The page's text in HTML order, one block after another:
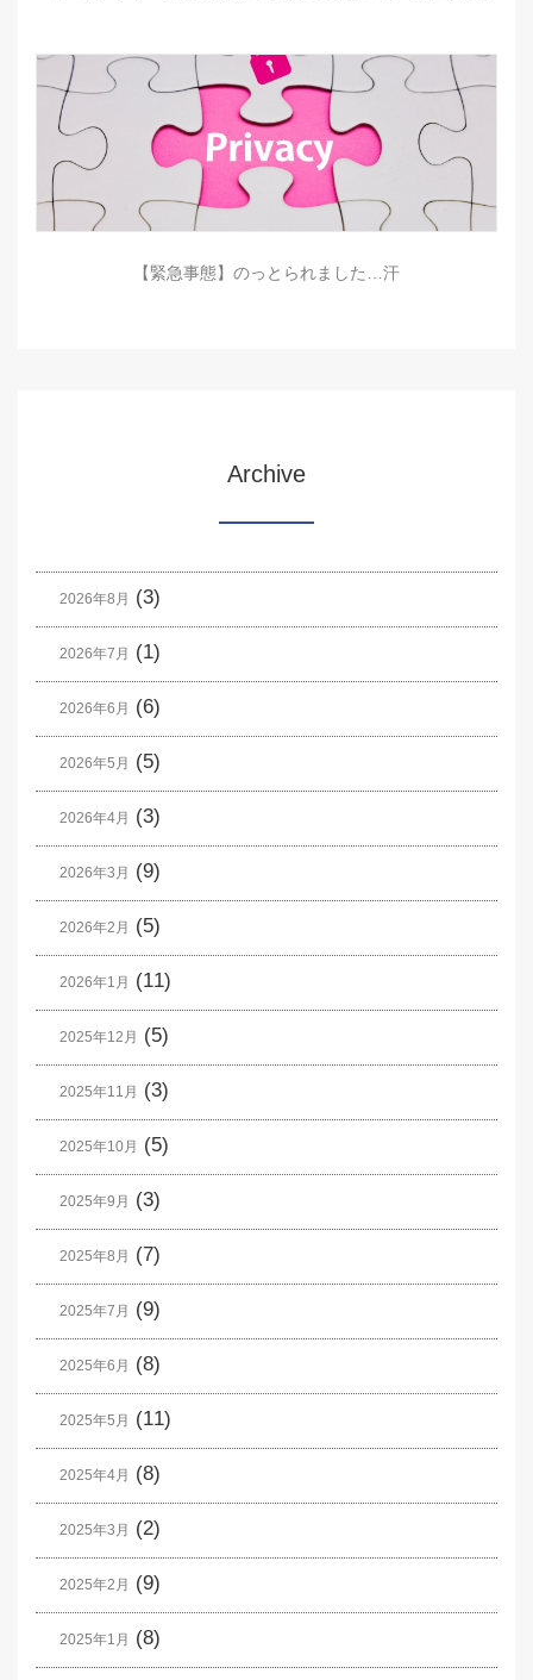
【緊急事態】のっとられました…汗
Archive
2026年8月 (3)
2026年7月 (1)
2026年6月 (6)
2026年5月 (5)
2026年4月 (3)
2026年3月 (9)
2026年2月 (5)
2026年1月 (11)
2025年12月 (5)
2025年11月 (3)
2025年10月 (5)
2025年9月 (3)
2025年8月 (7)
2025年7月 (9)
2025年6月 (8)
2025年5月 (11)
2025年4月 (8)
2025年3月 (2)
2025年2月 (9)
2025年1月 (8)